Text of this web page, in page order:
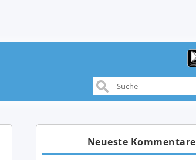
Neueste Kommentare